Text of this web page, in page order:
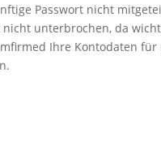
Passwort nicht
unterbrochen, da
Ihre Kontodaten für